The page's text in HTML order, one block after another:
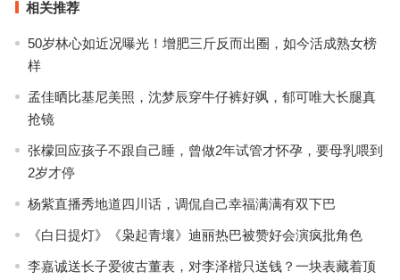
相关推荐
50岁林心如近况曝光！增肥三斤反而出圈，如今活成熟女榜
样
孟佳晒比基尼美照，沈梦辰穿牛仔裤好飒，郁可唯大长腿真
抢镜
张檬回应孩子不跟自己睡，曾做2年试管才怀孕，要母乳喂到
2岁才停
杨紫直播秀地道四川话，调侃自己幸福满满有双下巴
《白日提灯》《枭起青壤》迪丽热巴被赞好会演疯批角色
李嘉诚送长子爱彼古董表，对李泽楷只送钱？一块表藏着顶